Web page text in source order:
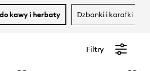
do kawy i herbaty dzbanki i karafki
Filtry